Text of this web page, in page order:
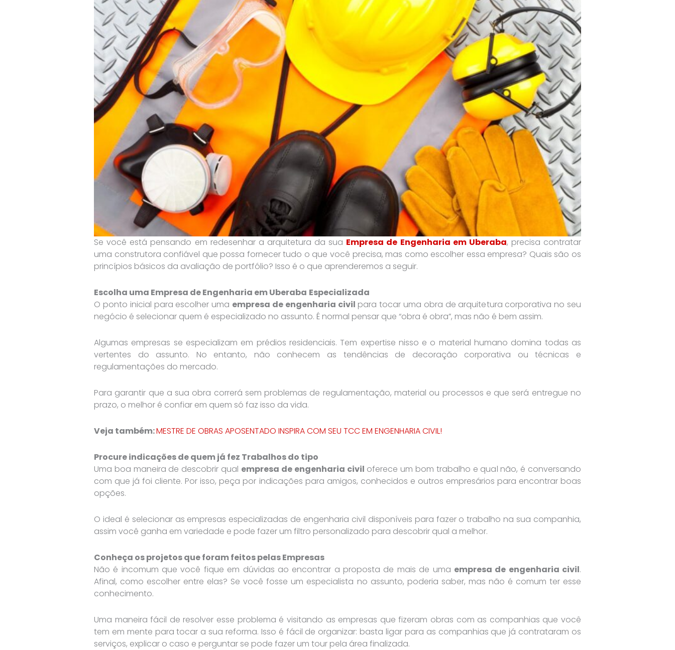
Se você está pensando em redesenhar a arquitetura da sua Empresa de Engenharia em Uberaba, precisa contratar
uma construtora confiável que possa fornecer tudo o que você precisa, mas como escolher essa empresa? Quais são os
princípios básicos da avaliação de portfólio? Isso é o que aprenderemos a seguir.
Escolha uma Empresa de Engenharia emUberaba Especializada
O ponto inicial para escolher uma empresa de engenharia civil para tocar uma obra de arquitetura corporativa no seu
negócio é selecionar quem é especializado no assunto. É normal pensar que “obra é obra”, mas não é bem assim.
Algumas empresas se especializam em prédios residenciais. Tem expertise nisso e o material humano domina todas as
vertentes do assunto. No entanto, não conhecem as tendências de decoração corporativa ou técnicas e
regulamentações do mercado.
Para garantir que a sua obra correrá sem problemas de regulamentação, material ou processos e que será entregue no
prazo, o melhor é confiar em quem só faz isso da vida.
Veja também:MESTRE DE OBRAS APOSENTADO INSPIRA COM SEU TCC EM ENGENHARIA CIVIL!
Procure indicações de quem já fez Trabalhos do tipo
Uma boa maneira de descobrir qual empresa de engenharia civil oferece um bom trabalho e qual não, é conversando
com que já foi cliente. Por isso, peça por indicações para amigos, conhecidos e outros empresários para encontrar boas
opções.
O ideal é selecionar as empresas especializadas de engenharia civil disponíveis para fazer o trabalho na sua companhia,
assim você ganha em variedade e pode fazer um filtro personalizado para descobrir qual a melhor.
Conheça os projetos que foram feitos pelas Empresas
Não é incomum que você fique em dúvidas ao encontrar a proposta de mais de uma empresa de engenharia civil.
Afinal, como escolher entre elas? Se você fosse um especialista no assunto, poderia saber, mas não é comum ter esse
conhecimento.
Uma maneira fácil de resolver esse problema é visitando as empresas que fizeram obras com as companhias que você
tem em mente para tocar a sua reforma. Isso é fácil de organizar: basta ligar para as companhias que já contrataram os
serviços, explicar o caso e perguntar se pode fazer um tour pela área finalizada.